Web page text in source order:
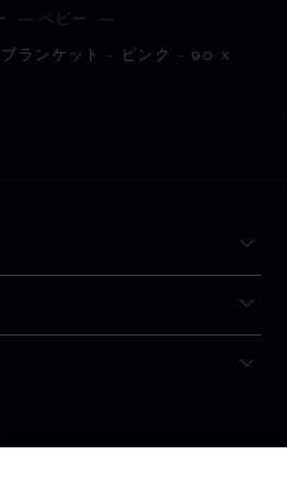
ベビー
ランケット - ピンク - 90 X
ョン (国の変更)